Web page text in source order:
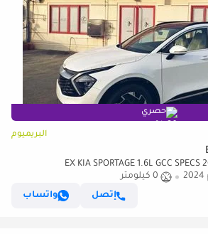
حصري
البريميوم
2024
0 كيلومتر
إتصل
واتساب